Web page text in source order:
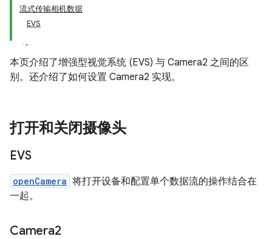
流式传输相机数据
EVS
本页介绍了增强型视觉系统 (EVS) 与 Camera2 之间的区
别。还介绍了如何设置 Camera2 实现。
打开和关闭摄像头
EVS
openCamera 将打开设备和配置单个数据流的操作结合在
一起。
Camera2